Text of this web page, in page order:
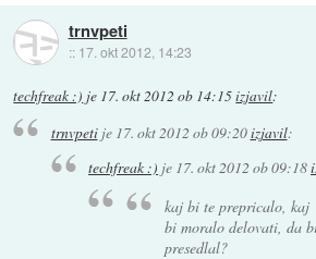
trnvpeti
:: 17. okt 2012, 14:23
techfreak :) je 17. okt 2012 ob 14:15izjavil:
trnvpetije 17. okt 2012 ob 09:20izjavil:
techfreak :) je 17. okt 2012 ob 09:18
kaj bi te prepricalo, kaj
bi moralo delovati, da
presedlal?